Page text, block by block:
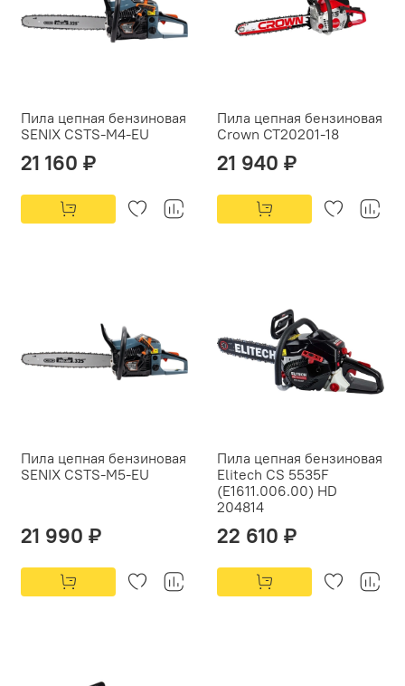
Пила цепная бензиновая
SENIX CSTS-M4-EU
21 160 ₽
Пила цепная бензиновая
Crown CT20201-18
21 940 ₽
Пила цепная бензиновая
SENIX CSTS-M5-EU
21 990 ₽
Пила цепная бензиновая
Elitech CS 5535F
(E1611.006.00) HD
204814
22 610 ₽